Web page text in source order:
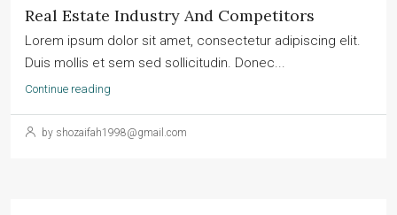
Real Estate Industry And Competitors
Lorem ipsum dolor sit amet, consectetur adipiscing elit.
Duis mollis et sem sed sollicitudin. Donec...
Continue reading
by shozaifah1998@gmail.com